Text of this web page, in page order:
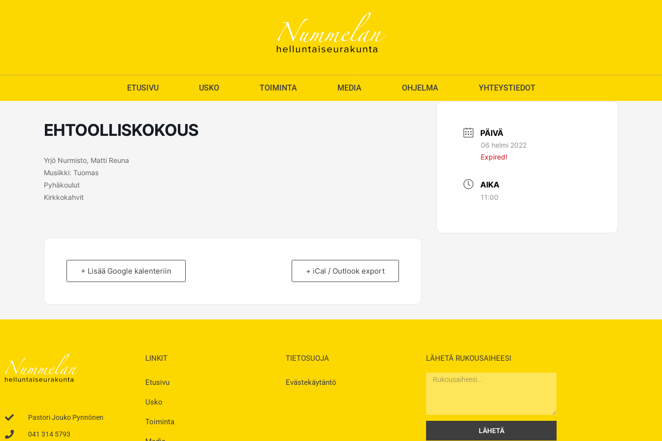
ETUSIVU USKO TOIMINTA MEDIA OHJELMA YHTEYSTIEDOT
EHTOOLLISKOKOUS
Yrjö Nurmisto, Matti Reuna
Musiikki: Tuomas
Pyhäkoulut
Kirkkokahvit
+ Lisää Google kalenteriin + iCal / Outlook export
PÄIVÄ
06 helmi 2022
Expired!
AIKA
11:00
Pastori Jouko Pynnönen
041 314 5793
LINKIT
Etusivu
Usko
Toiminta
TIETOSUOJA
Evästekäytäntö
LÄHETÄ RUKOUSAIHEESI
Rukousaihe
LÄHETÄ